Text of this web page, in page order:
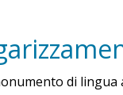
di lingua